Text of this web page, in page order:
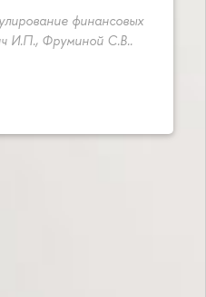
финансовых
И.П., Фруминой С.В..